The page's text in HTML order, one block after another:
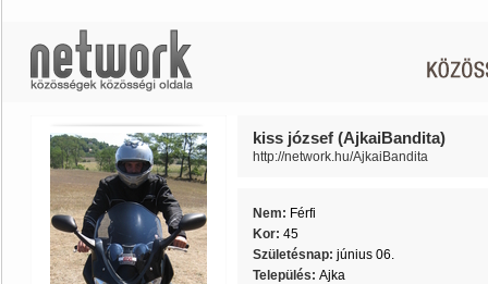
kiss józsef (AjkaiBandita)
http://network.hu/AjkaiBandita
Nem: Férfi
Kor: 45
Születésnap: június 06.
Település: Ajka